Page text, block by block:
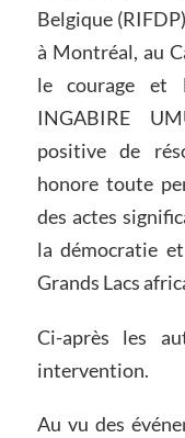
Belgique
à Montréal, au
le courage et
INGABIRE
positive de
honore toute
des actes
la démocratie
Grands Lacs
Ci-après les
intervention.
Au vu des